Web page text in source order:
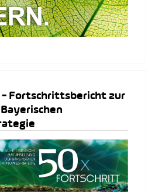
Fortschrittsbericht zur